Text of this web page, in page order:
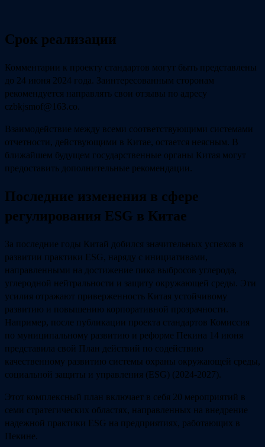
Срок реализации
Комментарии к проекту стандартов могут быть представлены
до 24 июня 2024 года. Заинтересованным сторонам
рекомендуется направлять свои отзывы по адресу
czbkjsmof@163.co.
Взаимодействие между всеми соответствующими системами
отчетности, действующими в Китае, остается неясным. В
ближайшем будущем государственные органы Китая могут
предоставить дополнительные рекомендации.
Последние изменения в сфере
регулирования ESG в Китае
За последние годы Китай добился значительных успехов в
развитии практики ESG, наряду с инициативами,
направленными на достижение пика выбросов углерода,
углеродной нейтральности и защиту окружающей среды. Эти
усилия отражают приверженность Китая устойчивому
развитию и повышению корпоративной прозрачности.
Например, после публикации проекта стандартов Комиссия
по муниципальному развитию и реформе Пекина 14 июня
представила свой План действий по содействию
качественному развитию системы охраны окружающей среды,
социальной защиты и управления (ESG) (2024-2027).
Этот комплексный план включает в себя 20 мероприятий в
семи стратегических областях, направленных на внедрение
надежной практики ESG на предприятиях, работающих в
Пекине.